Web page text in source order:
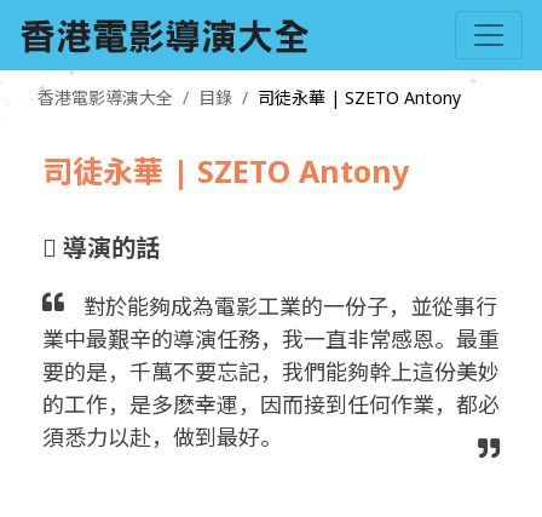
香港電影導演大全 目錄 司徒永華 | SZETO Antony
司徒永華 | SZETO Antony
導演的話
對於能夠成為電影工業的一份子，並從事行
業中最艱辛的導演任務，我一直非常感恩。最重
要的是，千萬不要忘記，我們能夠幹上這份美妙
的工作，是多麽幸運，因而接到任何作業，都必
須悉力以赴，做到最好。